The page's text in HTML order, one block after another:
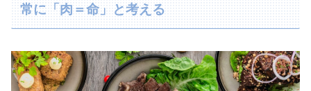
常に「肉＝命」と考える